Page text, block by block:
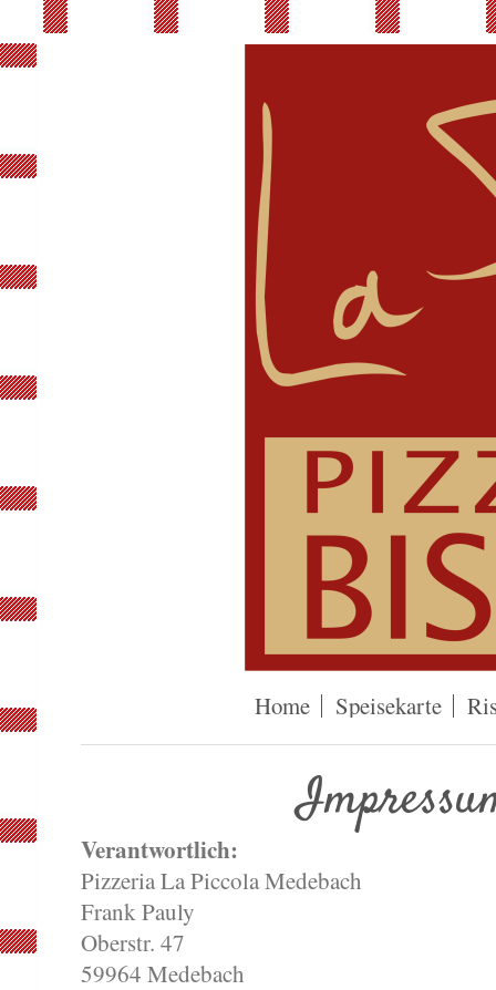
Home Speisekarte
Verantwortlich:
Pizzeria La Piccola Medebach
Frank Pauly
Oberstr. 47
59964 Medebach